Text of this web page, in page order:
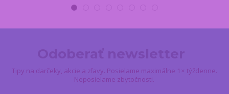
Tipy na darčeky, akcie a zľavy. Posielame maximálne 1× týždenne.
Neposielame zbytočnosti.